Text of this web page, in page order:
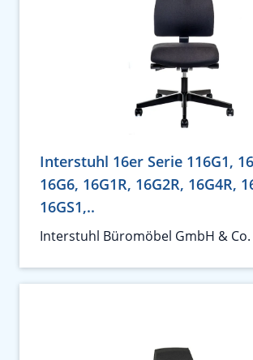
Interstuhl 16er Serie 116G1,
16G6, 16G1R, 16G2R, 16G4R,
16GS1,..
Interstuhl Büromöbel GmbH & Co.